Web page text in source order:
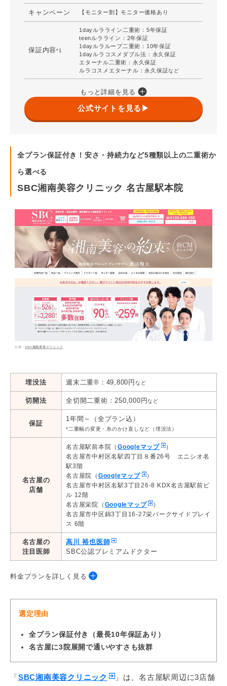
キャンペーン 【モニター割】モニター価格あり
保証内容*1
1dayルラライン二重術：5年保証
teenルラライン：2年保証
1dayルラループ二重術：10年保証
1dayルラコスメダブル法：永久保証
エターナル二重術：永久保証
ルラコスメエターナル：永久保証など
もっと詳細を見る
公式サイトを見る▶
全プラン保証付き！安さ・持続力など5種類以上の二重術か
ら選べる
SBC湘南美容クリニック 名古屋駅本院
SBC湘南美容クリニック
埋没法 週末二重®：49,800円 など
切開法 全切開二重術：250,000円など
保証
1年間～（全プラン込）
*二重幅の変更・糸のかけ直しなど（埋没法）
名古屋の
店舗
名古屋駅前本院（ Googleマップ
）
名古屋市中村区名駅四丁目８番26号 エニシオ名
駅3階
名古屋院（ Googleマップ
）
名古屋市中村区名駅3丁目26-8 KDX名古屋駅前ビ
ル 12階
名古屋栄院（ Googleマップ
）
名古屋市中区錦3丁目16-27栄パークサイドプレイ
ス 6階
名古屋の
注目医師
高川 裕也医師
SBC公認プレミアムドクター
料金プランを詳しく見る
プラン 料金
Teen二重®（2点留め） 39,000円
選定理由
全プラン保証付き（最長10年保証あり）
名古屋に3院展開で通いやすさも抜群
「SBC湘南美容クリニック
」は、名古屋駅周辺に3店舗